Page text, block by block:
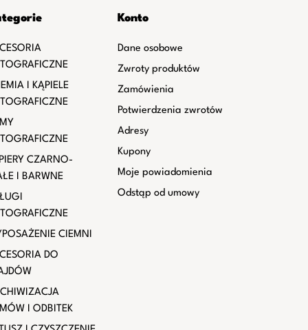
I KĄPIELE
CZARNO-
I BARWNE
CIEMNI
DO
I ODBITEK
Konto
Dane osobowe
Zwroty produktów
Zamówienia
Potwierdzenia zwrotów
Adresy
Kupony
Moje powiadomienia
Odstąp od umowy